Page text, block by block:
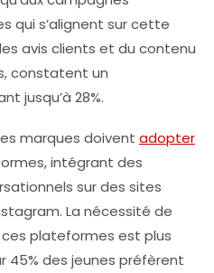
qui s’alignent sur cette
avis clients et du contenu
constatent un
jusqu’à 28%.
marques doivent adopter
, intégrant des
sur des sites
La nécessité de
plateformes est plus
45% des jeunes préfèrent